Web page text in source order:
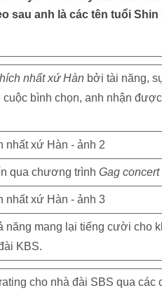
sau anh là các tên tuổi Shin
nhất xứ Hànbởi tài năng,
bình chọn, anh nhận
qua chương trình Gag concert
năng mang lại tiếng cười cho
KBS.
cho nhà đài SBS qua các